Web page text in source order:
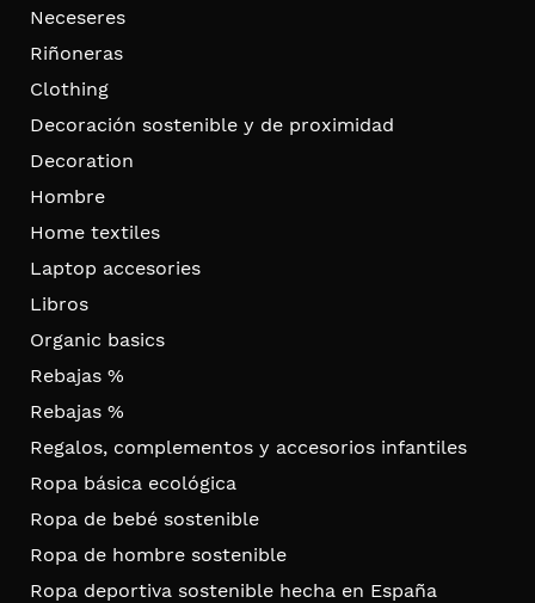
Neceseres
Riñoneras
Clothing
Decoración sostenible y de proximidad
Decoration
Hombre
Home textiles
Laptop accesories
Libros
Organic basics
Rebajas %
Rebajas %
Regalos, complementos y accesorios infantiles
Ropa básica ecológica
Ropa de bebé sostenible
Ropa de hombre sostenible
Ropa deportiva sostenible hecha en España